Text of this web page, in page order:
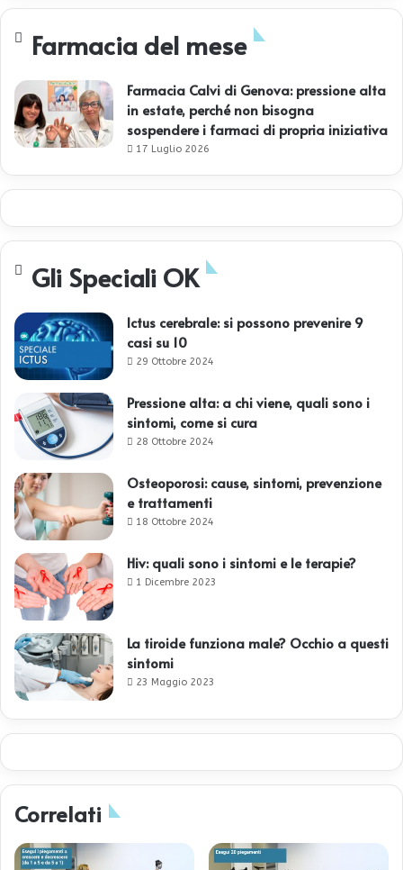
Farmacia del mese
Farmacia Calvi di Genova: pressione alta
in estate, perché non bisogna
sospendere i farmaci di propria iniziativa
17 Luglio 2026
Gli Speciali OK
Ictus cerebrale: si possono prevenire 9
casi su 10
29 Ottobre 2024
Pressione alta: a chi viene, quali sono i
sintomi, come si cura
28 Ottobre 2024
Osteoporosi: cause, sintomi, prevenzione
e trattamenti
18 Ottobre 2024
Hiv: quali sono i sintomi e le terapie?
1 Dicembre 2023
La tiroide funziona male? Occhio a questi
sintomi
23 Maggio 2023
Correlati